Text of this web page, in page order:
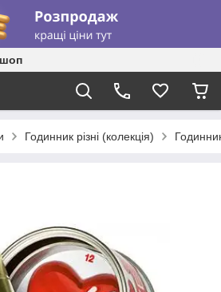
Годинник різні (колекція)